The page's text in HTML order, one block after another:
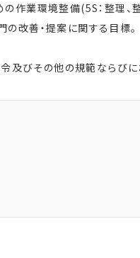
業環境整備(5S：整理、整
改善・提案に関する目標。
及びその他の規範ならび